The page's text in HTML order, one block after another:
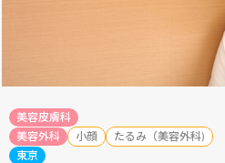
美容皮膚科
美容外科
小顔
たるみ（美容外科)
東京